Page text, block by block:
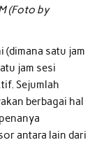
(Foto by
satu jam
jam sesi
Sejumlah
berbagai hal
antara lain dari